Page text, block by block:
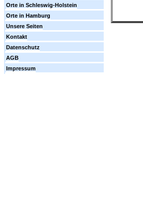
Orte in Schleswig-Holstein
Orte in Hamburg
Unsere Seiten
Kontakt
Datenschutz
AGB
Impressum